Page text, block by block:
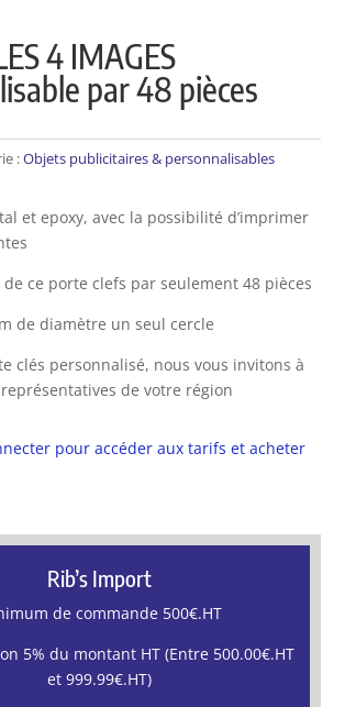
4 IMAGES
par 48 pièces
:Objets publicitaires & personnalisables
et epoxy, avec la possibilité d’imprimer
ce porte clefs par seulement 48 pièces
de diamètre un seul cercle
clés personnalisé, nous vous invitons à
de votre région
pour accéder aux tarifs et acheter
Rib’s Import
de commande 500€.HT
5% du montant HT (Entre 500.00€.HT
et 999.99€.HT)